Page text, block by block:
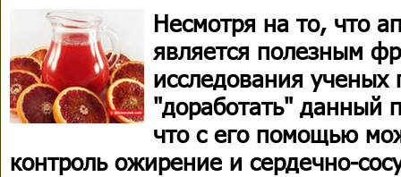
Несмотря на то, что
является полезным
исследования ученых
"доработать" данный
что с его помощью
контроль ожирение и сердечно-